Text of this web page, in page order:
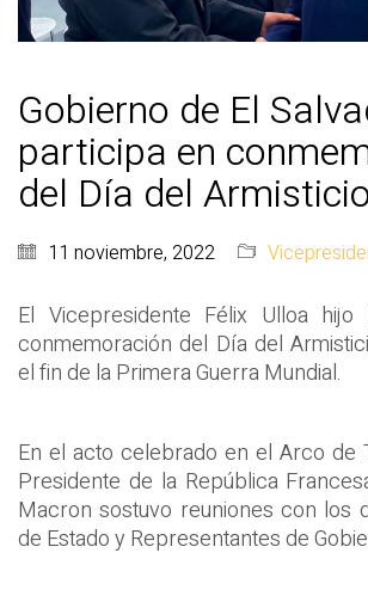
Gobierno de El
participa en
del Día del
11 noviembre, 2022
El Vicepresidente Félix Ulloa
conmemoración del Día del
el fin de la Primera Guerra Mundial.
En el acto celebrado en el Arco de
Presidente de la República
Macron sostuvo reuniones con los
de Estado y Representantes de